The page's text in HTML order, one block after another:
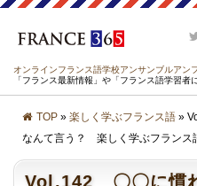
オンラインフランス語学校アンサンブルアン
「フランス最新情報」や「フランス語学習者
TOP » 楽しく学ぶフランス語 »
なんて言う？ 楽しく学ぶフラン
Vol.142 〇〇に慣